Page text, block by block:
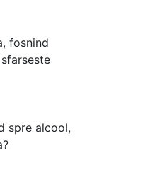
fosnind
spre alcool,